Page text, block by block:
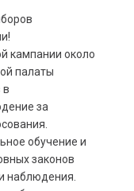
кампании около
палаты
в
за
обучение и
законов
наблюдения.